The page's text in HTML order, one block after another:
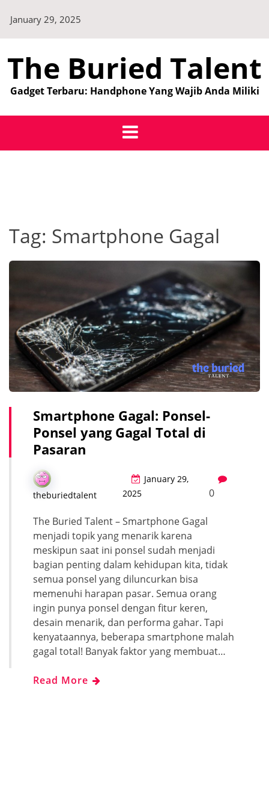
content
January 29, 2025
The Buried Talent
Gadget Terbaru: Handphone Yang Wajib Anda Miliki
Tag: Smartphone Gagal
Smartphone Gagal: Ponsel-
Ponsel yang Gagal Total di
Pasaran
theburiedtalent
January 29,
2025
0
The Buried Talent – Smartphone Gagal
menjadi topik yang menarik karena
meskipun saat ini ponsel sudah menjadi
bagian penting dalam kehidupan kita, tidak
semua ponsel yang diluncurkan bisa
memenuhi harapan pasar. Semua orang
ingin punya ponsel dengan fitur keren,
desain menarik, dan performa gahar. Tapi
kenyataannya, beberapa smartphone malah
gagal total! Banyak faktor yang membuat…
Read More